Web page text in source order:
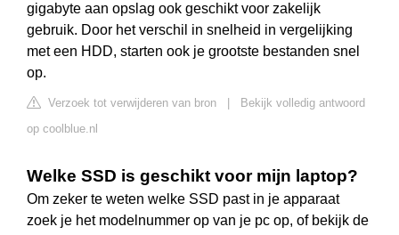
gigabyte aan opslag ook geschikt voor zakelijk
gebruik. Door het verschil in snelheid in vergelijking
met een HDD, starten ook je grootste bestanden snel
op.
Verzoek tot verwijderen van bron
Bekijk volledig antwoord
op coolblue.nl
Welke SSD is geschikt voor mijn laptop?
Om zeker te weten welke SSD past in je apparaat
zoek je het modelnummer op van je pc op, of bekijk de